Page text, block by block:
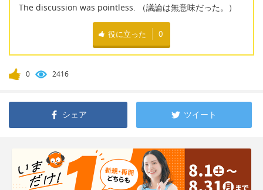
The discussion was pointless. （議論は無意味だった。）
役に立った 0
0 2416
シェア ツイート